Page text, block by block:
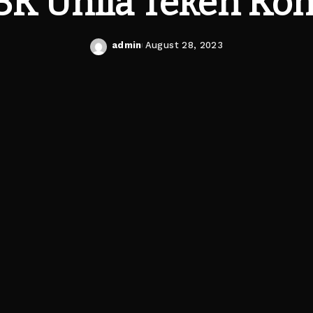
Posted
admin August 28, 2023